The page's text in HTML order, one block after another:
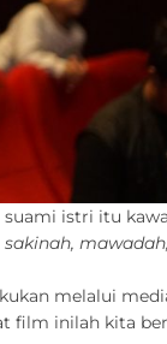
istri itu
sakinah,
melalui
inilah kita